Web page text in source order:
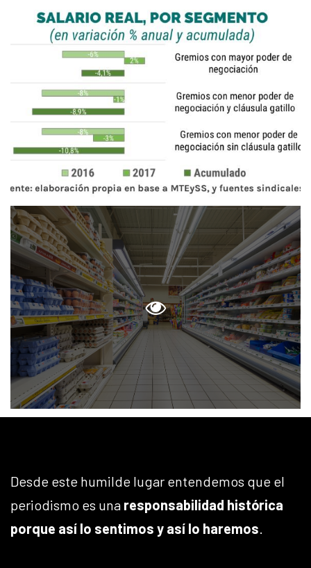
Desde este humilde lugar entendemos que el
periodismo es una responsabilidad histórica
porque así lo sentimos y así lo haremos.